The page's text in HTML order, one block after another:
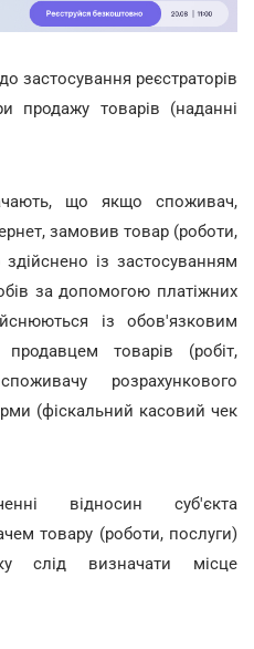
застосування реєстраторів
продажу товарів (наданні
що якщо споживач,
замовив товар (роботи,
із застосуванням
за допомогою платіжних
із обов'язковим
товарів (робіт,
розрахункового
(фіскальний касовий чек
відносин суб'єкта
товару (роботи, послуги)
слід визначати місце